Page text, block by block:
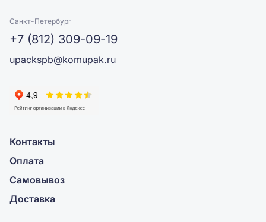
Санкт-Петербург
+7 (812) 309-09-19
upackspb@komupak.ru
Контакты
Оплата
Самовывоз
Доставка